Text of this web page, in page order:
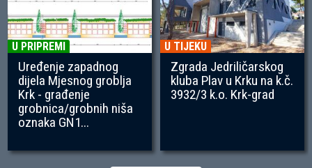
U PRIPREMI
Uređenje zapadnog
dijela Mjesnog groblja
Krk - građenje
grobnica/grobnih niša
oznaka GN1...
U TIJEKU
Zgrada Jedriličarskog
kluba Plav u Krku na k.č.
3932/3 k.o. Krk-grad